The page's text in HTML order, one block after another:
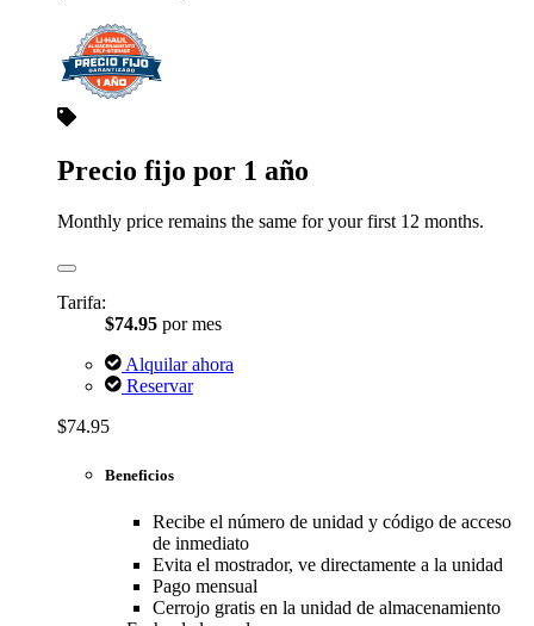
Precio fijo por 1 año
Monthly price remains the same for your first 12 months.
Tarifa:
$74.95 por mes
Alquilar ahora
Reservar
$74.95
Beneficios
Recibe el número de unidad y código de acceso
de inmediato
Evita el mostrador, ve directamente a la unidad
Pago mensual
Cerrojo gratis en la unidad de almacenamiento